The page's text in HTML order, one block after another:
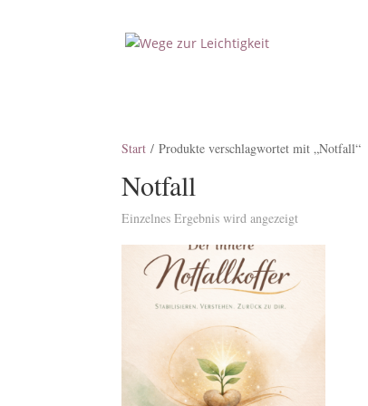
Start / Produkte verschlagwortet mit „Notfall“
Notfall
Einzelnes Ergebnis wird angezeigt